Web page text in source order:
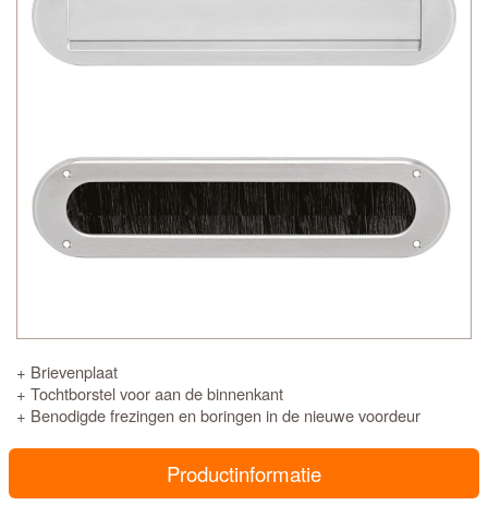
+ Brievenplaat
+ Tochtborstel voor aan de binnenkant
+ Benodigde frezingen en boringen in de nieuwe voordeur
Productinformatie